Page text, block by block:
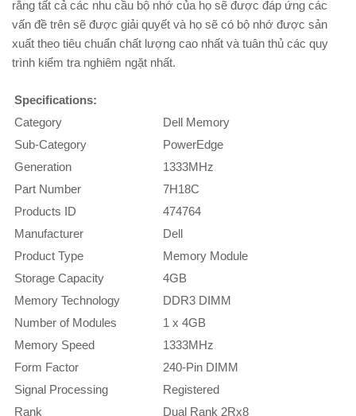
rằng tất cả các nhu cầu bộ nhớ của họ sẽ được đáp ứng các
vấn đề trên sẽ được giải quyết và họ sẽ có bộ nhớ được sản
xuất theo tiêu chuẩn chất lượng cao nhất và tuân thủ các quy
trình kiểm tra nghiêm ngặt nhất.
Specifications:
Category
Dell Memory
Sub-Category
PowerEdge
Generation
1333MHz
Part Number
7H18C
Products ID
474764
Manufacturer
Dell
Product Type
Memory Module
Storage Capacity
4GB
Memory Technology
DDR3 DIMM
Number of Modules
1 x 4GB
Memory Speed
1333MHz
Form Factor
240-Pin DIMM
Signal Processing
Registered
Rank
Dual Rank 2Rx8